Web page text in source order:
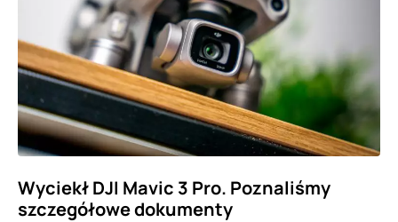
Wyciekł DJI Mavic 3 Pro. Poznaliśmy
szczegółowe dokumenty